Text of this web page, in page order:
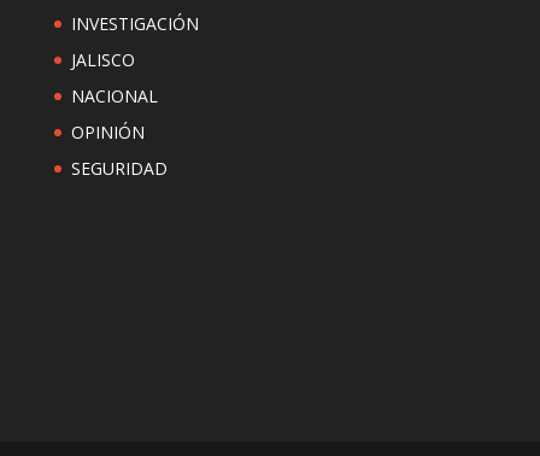
INVESTIGACIÓN
JALISCO
NACIONAL
OPINIÓN
SEGURIDAD